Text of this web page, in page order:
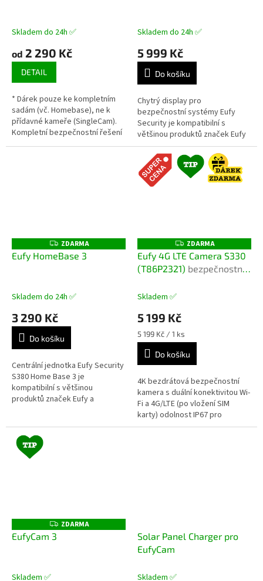
Skladem do 24h ✅
od 2 290 Kč
DETAIL
* Dárek pouze ke kompletním
sadám (vč. Homebase), ne k
přídavné kameře (SingleCam).
Kompletní bezpečnostní řešení
pro dům, chatu i firemní
Skladem do 24h ✅
5 999 Kč
Do košíku
Chytrý display pro
bezpečnostní systémy Eufy
Security je kompatibilní s
většinou produktů značek Eufy
a představuje perfektní volbu
pro monitorování vašeho
domova 24/7....
Z
D
A
ZDARMA
Eufy HomeBase 3
Skladem do 24h ✅
3 290 Kč
Do košíku
Centrální jednotka Eufy Security
S380 Home Base 3 je
kompatibilní s většinou
produktů značek Eufy a
24/7. Jednotka...
Z
D
A
R
M
ZDARMA
Eufy 4G LTE Camera S330
(T86P2321) bezpečnostní
připojením, vestavěnou
nabíječkou + dárek dle
volby
Skladem ✅
5 199 Kč
Měrná
cena:
5 199 Kč / 1 ks
Do košíku
4K bezdrátová bezpečnostní
kamera s duální konektivitou Wi-
Fi a 4G/LTE (po vložení SIM
karty) odolnost IP67 pro
venkovní použití s extrémním
Z
D
ZDARMA
EufyCam 3
Skladem ✅
Solar Panel Charger pro
EufyCam
Skladem ✅